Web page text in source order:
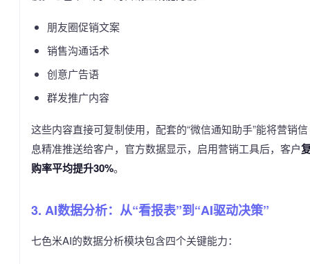
朋友圈促销文案
销售沟通话术
创意广告语
群发推广内容
这些内容直接可复制使用，配套的“微信通知助手”能将营销信
息精准推送给客户，官方数据显示，启用营销工具后，客户
购率平均提升30%。
3. AI数据分析：从“看报表”到“AI驱动决策”
七色米AI的数据分析模块包含四个关键能力：